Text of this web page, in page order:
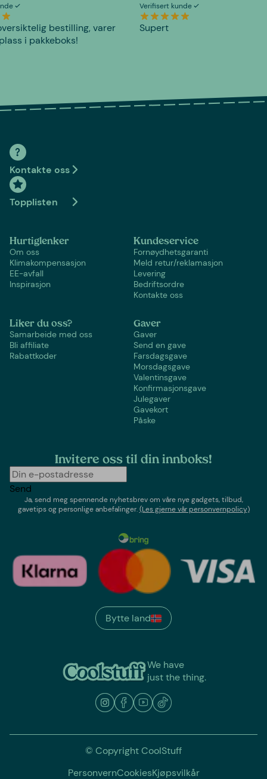
bestilling, varer
i pakkeboks!
Verifisert kunde
Supert
Kontakte oss
Topplisten
Hurtiglenker
Om oss
Klimakompensasjon
EE-avfall
Inspirasjon
Kundeservice
Fornøydhetsgaranti
Meld retur/reklamasjon
Levering
Bedriftsordre
Kontakte oss
Liker du oss?
Samarbeide med oss
Bli affiliate
Rabattkoder
Gaver
Gaver
Send en gave
Farsdagsgave
Morsdagsgave
Valentinsgave
Konfirmasjonsgave
Julegaver
Gavekort
Påske
Invitere oss til din innboks!
Send
Ja, send meg spennende nyhetsbrev om våre nye gadgets, tilbud,
gavetips og personlige anbefalinger.(Les gjerne vår personvernpolicy)
We have
just the thing.
Bytte land
© Copyright CoolStuff
PersonvernCookiesKjøpsvilkår